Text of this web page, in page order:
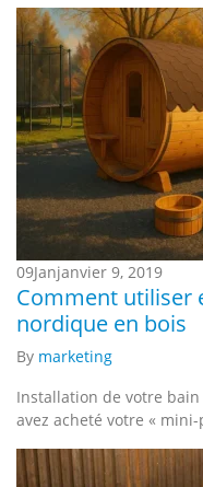
09Janjanvier 9, 2019
Comment utiliser
nordique en bois
By marketing
Installation de votre
avez acheté votre «